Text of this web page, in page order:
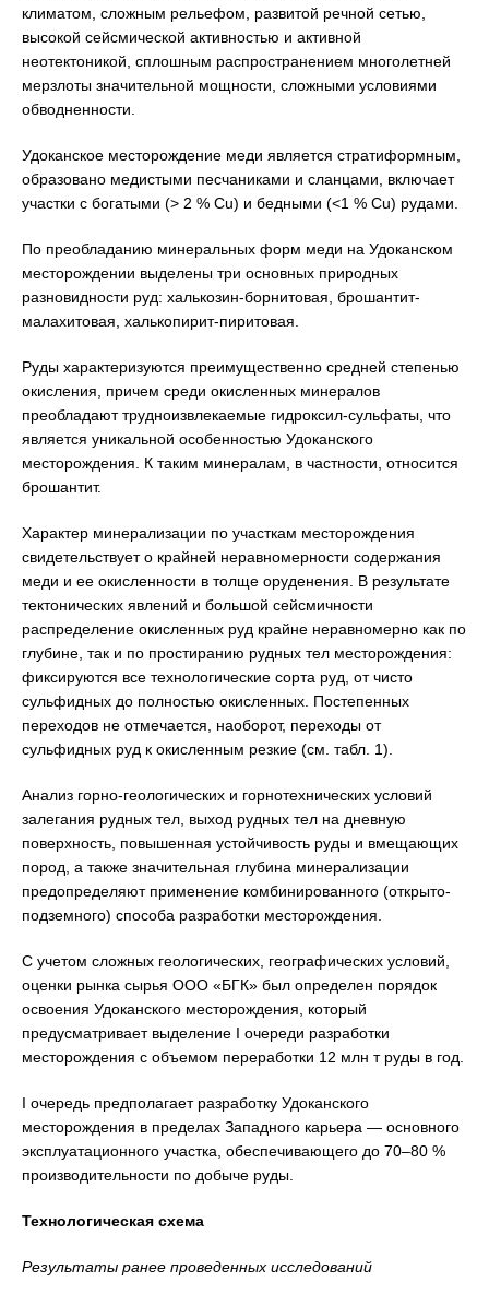
климатом, сложным рельефом, развитой речной сетью,
высокой сейсмической активностью и активной
неотектоникой, сплошным распространением многолетней
мерзлоты значительной мощности, сложными условиями
обводненности.
Удоканское месторождение меди является стратиформным,
образовано медистыми песчаниками и сланцами, включает
участки с богатыми (> 2 % Cu) и бедными (<1 % Cu) рудами.
По преобладанию минеральных форм меди на Удоканском
месторождении выделены три основных природных
разновидности руд: халькозин-борнитовая, брошантит-
малахитовая, халькопирит-пиритовая.
Руды характеризуются преимущественно средней степенью
окисления, причем среди окисленных минералов
преобладают трудноизвлекаемые гидроксил-сульфаты, что
является уникальной особенностью Удоканского
месторождения. К таким минералам, в частности, относится
брошантит.
Характер минерализации по участкам месторождения
свидетельствует о крайней неравномерности содержания
меди и ее окисленности в толще оруденения. В результате
тектонических явлений и большой сейсмичности
распределение окисленных руд крайне неравномерно как по
глубине, так и по простиранию рудных тел месторождения:
фиксируются все технологические сорта руд, от чисто
сульфидных до полностью окисленных. Постепенных
переходов не отмечается, наоборот, переходы от
сульфидных руд к окисленным резкие (см. табл. 1).
Анализ горно-геологических и горнотехнических условий
залегания рудных тел, выход рудных тел на дневную
поверхность, повышенная устойчивость руды и вмещающих
пород, а также значительная глубина минерализации
предопределяют применение комбинированного (открыто-
подземного) способа разработки месторождения.
С учетом сложных геологических, географических условий,
оценки рынка сырья ООО «БГК» был определен порядок
освоения Удоканского месторождения, который
предусматривает выделение I очереди разработки
месторождения с объемом переработки 12 млн т руды в год.
I очередь предполагает разработку Удоканского
месторождения в пределах Западного карьера — основного
эксплуатационного участка, обеспечивающего до 70–80 %
производительности по добыче руды.
Технологическая схема
Результаты ранее проведенных исследований